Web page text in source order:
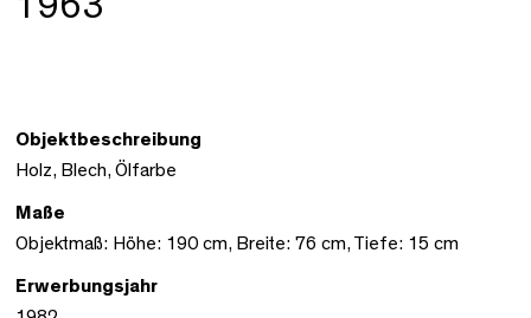
Objektbeschreibung
Holz, Blech, Ölfarbe
Maße
Objektmaß: Höhe: 190 cm, Breite: 76 cm, Tiefe: 15 cm
Erwerbungsjahr